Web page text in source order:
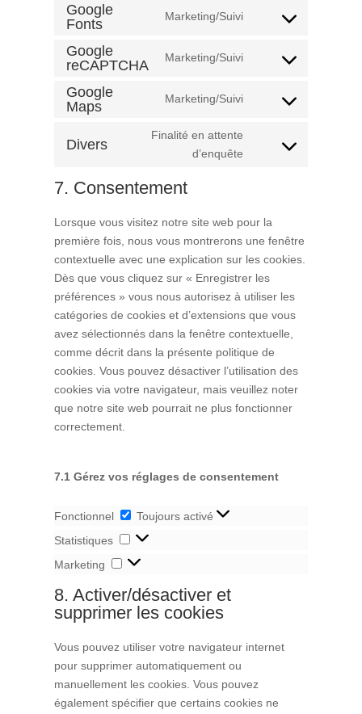
editor
service
(elegant-
Google
Fonts
Marketing/Suivi
Consent
service
Google
reCAPTCHA
Marketing/Suivi
Consent
service
recaptcha
Google
Maps
Marketing/Suivi
Consent
service
Divers
Finalité en attente
d’enquête
Consent
7. Consentement
Lorsque vous visitez notre site web pour la
première fois, nous vous montrerons une fenêtre
contextuelle avec une explication sur les cookies.
Dès que vous cliquez sur « Enregistrer les
préférences » vous nous autorisez à utiliser les
catégories de cookies et d’extensions que vous
avez sélectionnés dans la fenêtre contextuelle,
comme décrit dans la présente politique de
cookies. Vous pouvez désactiver l’utilisation des
cookies via votre navigateur, mais veuillez noter
que notre site web pourrait ne plus fonctionner
correctement.
7.1 Gérez vos réglages de consentement
Fonctionnel Fonctionnel
Toujours activé
Statistiques
Statistiques
Marketing Marketing
8. Activer/désactiver et
supprimer les cookies
Vous pouvez utiliser votre navigateur internet
pour supprimer automatiquement ou
manuellement les cookies. Vous pouvez
également spécifier que certains cookies ne